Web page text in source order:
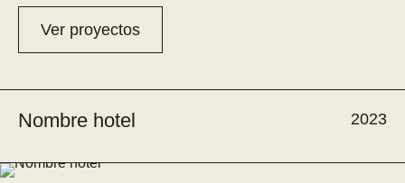
Ver proyectos
Nombre hotel 2023